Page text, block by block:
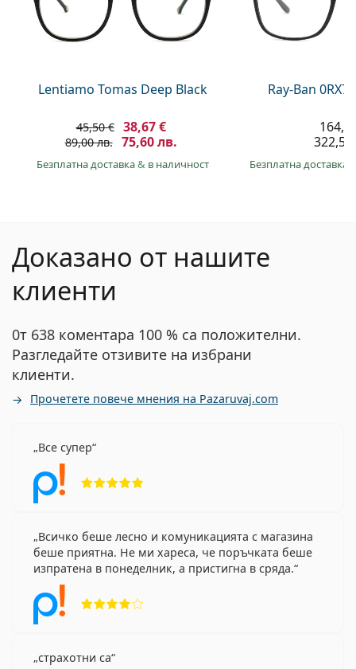
Lentiamo Tomas Deep Black
45,50 € 38,67 €
89,00 лв. 75,60 лв.
Безплатна доставка& в наличност
Ray-Ban
Безплатна доставка
Доказано от нашите
клиенти
0т 638 коментара 100 % са положителни.
Разгледайте отзивите на избрани
клиенти.
Прочетете повече мнения на Pazaruvaj.com
Все супер
Всичко беше лесно и комуникацията с магазина
беше приятна. Не ми хареса, че поръчката беше
изпратена в понеделник, а пристигна в сряда.
страхотни са